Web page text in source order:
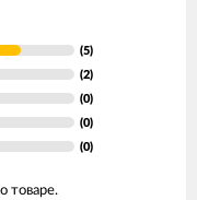
(5)
(2)
(0)
(0)
(0)
товаре.